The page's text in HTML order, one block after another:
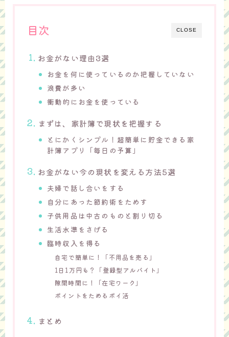
CLOSE
目次
お金がない理由3選
お金を何に使っているのか把握していない
浪費が多い
衝動的にお金を使っている
まずは、家計簿で現状を把握する
とにかくシンプル！超簡単に貯金できる家
計簿アプリ「毎日の予算」
お金がない今の現状を変える方法5選
夫婦で話し合いをする
自分にあった節約術をためす
子供用品は中古のものと割り切る
生活水準をさげる
臨時収入を得る
自宅で簡単に！「不用品を売る」
1日1万円も？「登録型アルバイト」
隙間時間に！「在宅ワーク」
ポイントをためるポイ活
まとめ